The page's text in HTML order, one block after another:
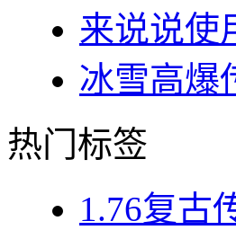
来说说使
冰雪高爆
热门标签
1.76复古